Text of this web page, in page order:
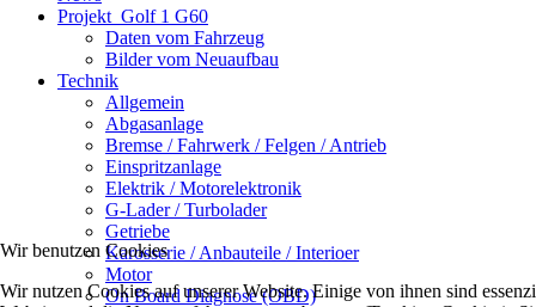
Projekt_Golf 1 G60
Daten vom Fahrzeug
Bilder vom Neuaufbau
Technik
Allgemein
Abgasanlage
Bremse / Fahrwerk / Felgen / Antrieb
Einspritzanlage
Elektrik / Motorelektronik
G-Lader / Turbolader
Getriebe
Karosserie / Anbauteile / Interioer
Motor
On Board Diagnose (OBD)
Wir benutzen Cookies
Wir nutzen Cookies auf unserer Website. Einige von ihnen sind